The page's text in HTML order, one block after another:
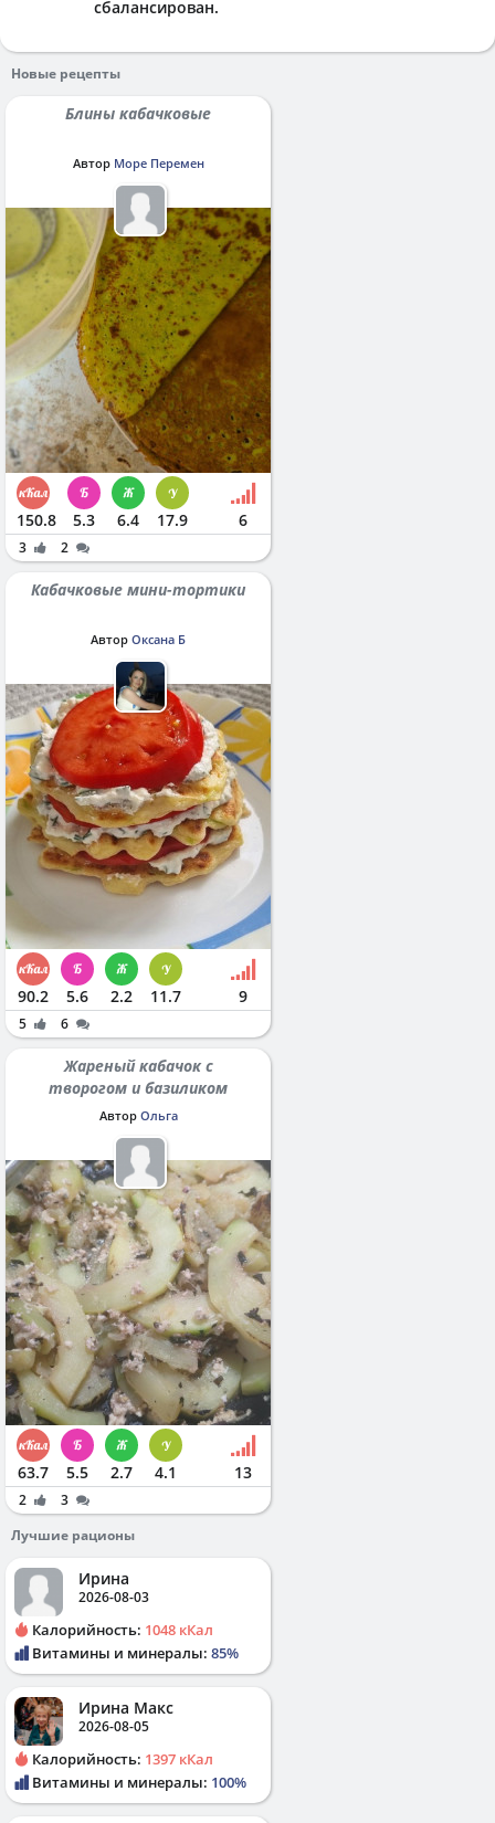
сбалансирован.
Новые рецепты
Блины кабачковые
Автор Море Перемен
150.8 5.3 6.4 17.9 6
3 2
Кабачковые мини-тортики
Автор Оксана Б
90.2 5.6 2.2 11.7 9
5 6
Жареный кабачок с
творогом и базиликом
Автор Ольга
63.7 5.5 2.7 4.1 13
2
3
Лучшие рационы
Ирина
2026-08-03
Калорийность: 1048 кКал
Витамины и минералы: 85%
Ирина Макс
2026-08-05
Калорийность: 1397 кКал
Витамины и минералы: 100%